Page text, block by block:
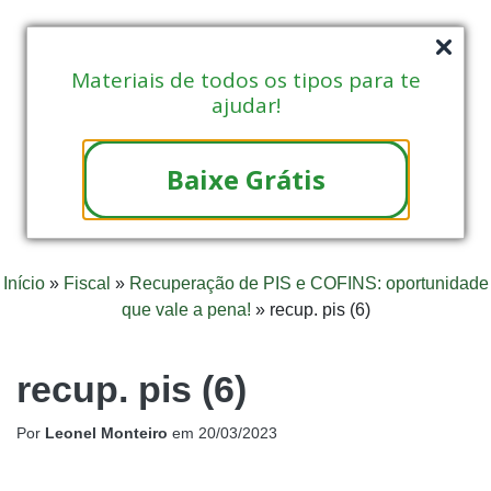
Materiais de todos os tipos para te
ajudar!
Baixe Grátis
Início» Fiscal » Recuperação de PIS e COFINS: oportunidade
que vale a pena! » recup. pis (6)
recup. pis (6)
Por Leonel Monteiro em 20/03/2023